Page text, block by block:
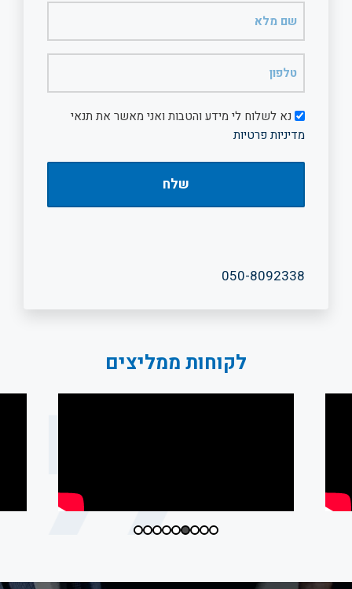
מלא
דיוורנא לשלוח לי מידע והטבות ואני מאשר את תנאי
מדיניות פרטיות
050-8092338
לקוחות ממליצים